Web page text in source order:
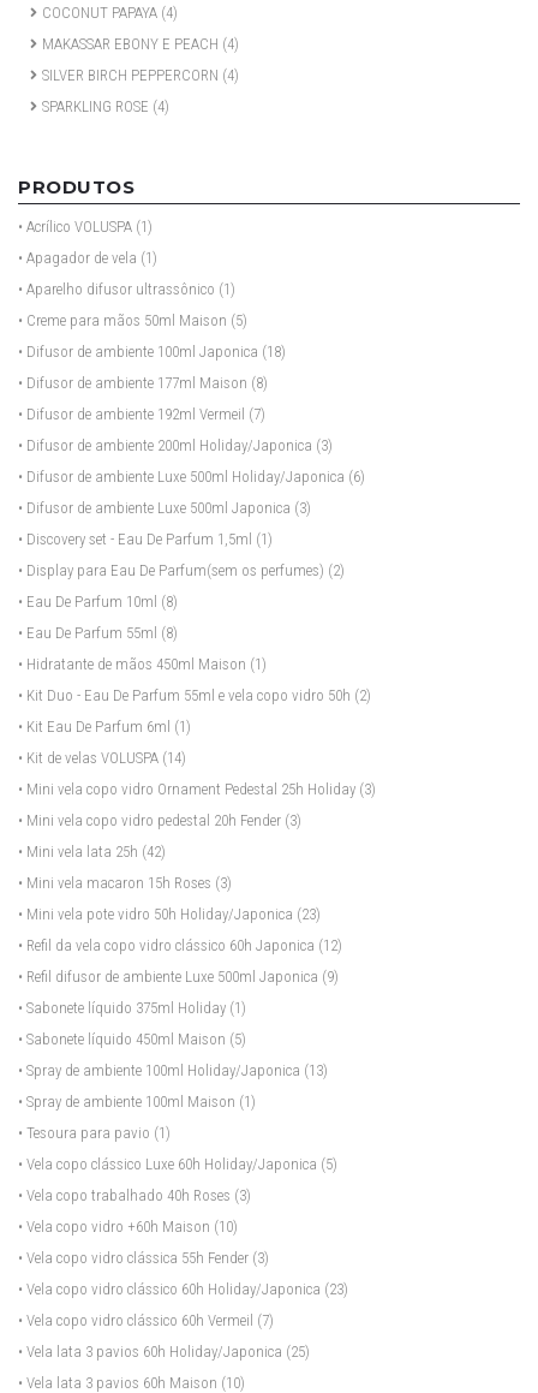
COCONUT PAPAYA (4)
MAKASSAR EBONY E PEACH (4)
SILVER BIRCH PEPPERCORN (4)
SPARKLING ROSE (4)
PRODUTOS
• Acrílico VOLUSPA (1)
• Apagador de vela (1)
• Aparelho difusor ultrassônico (1)
• Creme para mãos 50ml Maison (5)
• Difusor de ambiente 100ml Japonica (18)
• Difusor de ambiente 177ml Maison (8)
• Difusor de ambiente 192ml Vermeil (7)
• Difusor de ambiente 200ml Holiday/Japonica (3)
• Difusor de ambiente Luxe 500ml Holiday/Japonica (6)
• Difusor de ambiente Luxe 500ml Japonica (3)
• Discovery set - Eau De Parfum 1,5ml (1)
• Display para Eau De Parfum(sem os perfumes) (2)
• Eau De Parfum 10ml (8)
• Eau De Parfum 55ml (8)
• Hidratante de mãos 450ml Maison (1)
• Kit Duo - Eau De Parfum 55ml e vela copo vidro 50h (2)
• Kit Eau De Parfum 6ml (1)
• Kit de velas VOLUSPA (14)
• Mini vela copo vidro Ornament Pedestal 25h Holiday (3)
• Mini vela copo vidro pedestal 20h Fender (3)
• Mini vela lata 25h (42)
• Mini vela macaron 15h Roses (3)
• Mini vela pote vidro 50h Holiday/Japonica (23)
• Refil da vela copo vidro clássico 60h Japonica (12)
• Refil difusor de ambiente Luxe 500ml Japonica (9)
• Sabonete líquido 375ml Holiday (1)
• Sabonete líquido 450ml Maison (5)
• Spray de ambiente 100ml Holiday/Japonica (13)
• Spray de ambiente 100ml Maison (1)
• Tesoura para pavio (1)
• Vela copo clássico Luxe 60h Holiday/Japonica (5)
• Vela copo trabalhado 40h Roses (3)
• Vela copo vidro +60h Maison (10)
• Vela copo vidro clássica 55h Fender (3)
• Vela copo vidro clássico 60h Holiday/Japonica (23)
• Vela copo vidro clássico 60h Vermeil (7)
• Vela lata 3 pavios 60h Holiday/Japonica (25)
• Vela lata 3 pavios 60h Maison (10)